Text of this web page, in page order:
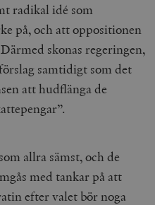
radikal idé som
på, och att oppositionen
skonas regeringen,
samtidigt som det
att hudflänga de
allra sämst, och de
med tankar på att
efter valet bör noga